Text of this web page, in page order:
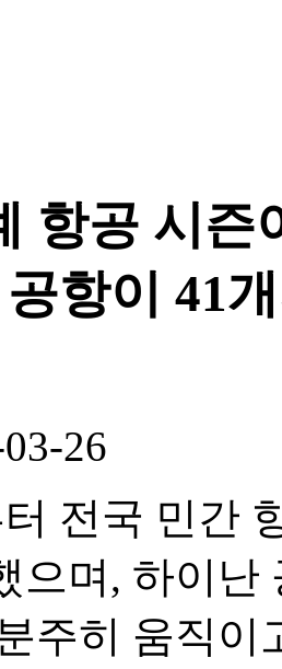
항공 시
항이 41
26
전국 민간
으며, 하이난
주히 움직이